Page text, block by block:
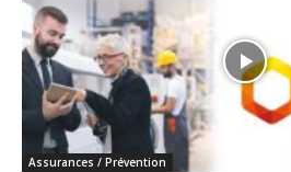
Assurances / Prévention